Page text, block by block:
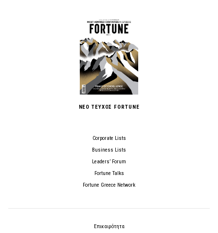
ΝΕΟ ΤΕΥΧΟΣ FORTUNE
Corporate Lists
Business Lists
Leaders’ Forum
Fortune Talks
Fortune Greece Network
Επικαιρότητα